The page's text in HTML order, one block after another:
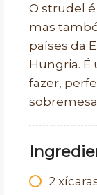
O strudel
mas
países da
Hungria. É
fazer,
2